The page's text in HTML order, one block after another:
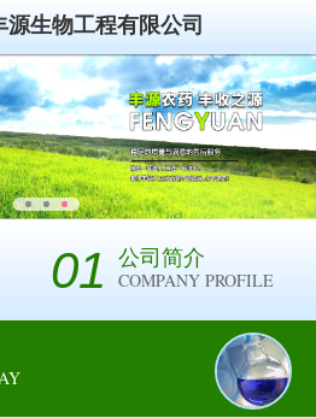
源生物工程有限公司
01 公司简介
COMPANY PROFILE